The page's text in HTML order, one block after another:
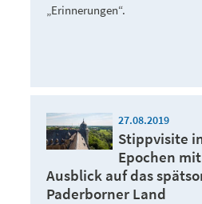
„Erinnerungen“.
27.08.2019
Stippvisite
Epochen
Ausblick auf das
Paderborner Land